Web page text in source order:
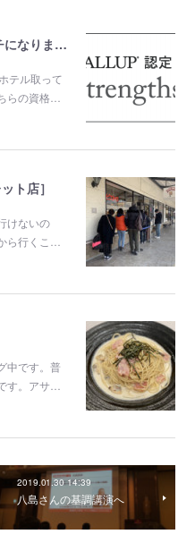
Gallup認定のストレングスコーチになりました。
テル取って
らの資格…
ト店］
けないの
ら行くこ…
中です。普
す。アサ…
2019.01.30 14:39
八島さんの基調講演へ